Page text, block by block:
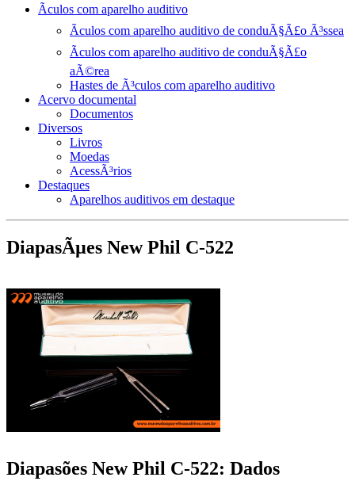
Ãculos com aparelho auditivo
Ãculos com aparelho auditivo de conduÃ§Ã£o Ã³ssea
Ãculos com aparelho auditivo de conduÃ§Ã£o
aÃ©rea
Hastes de Ã³culos com aparelho auditivo
Acervo documental
Documentos
Diversos
Livros
Moedas
AcessÃ³rios
Destaques
Aparelhos auditivos em destaque
DiapasÃµes New Phil C-522
Diapasões New Phil C-522: Dados